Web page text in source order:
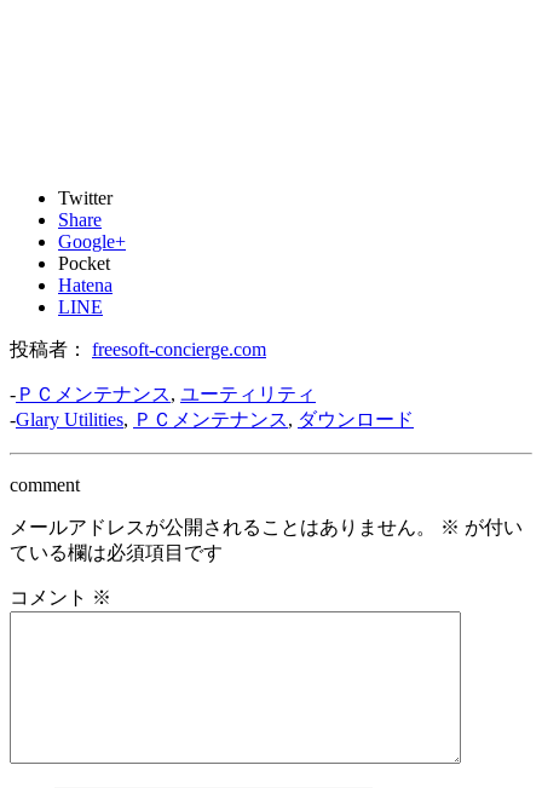
Twitter
Share
Google+
Pocket
Hatena
LINE
投稿者： freesoft-concierge.com
- ＰＣメンテナンス, ユーティリティ
-Glary Utilities, ＰＣメンテナンス, ダウンロード
comment
メールアドレスが公開されることはありません。 ※ が付い
ている欄は必須項目です
コメント ※